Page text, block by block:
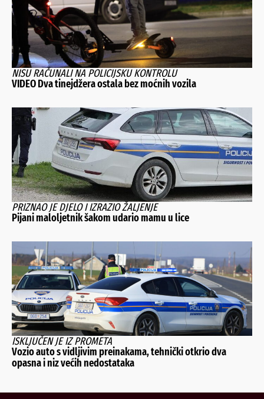
NISU RAČUNALI NA POLICIJSKU KONTROLU
VIDEO Dva tinejdžera ostala bez moćnih vozila
PRIZNAO JE DJELO I IZRAZIO ŽALJENJE
Pijani maloljetnik šakom udario mamu u lice
ISKLJUČEN JE IZ PROMETA
Vozio auto s vidljivim preinakama, tehnički otkrio dva
opasna i niz većih nedostataka